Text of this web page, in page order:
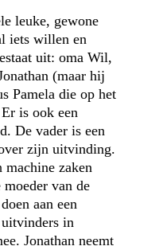
leuke, gewone
iets willen en
uit: oma Wil,
(maar hij
Pamela die op het
is ook een
De vader is een
zijn uitvinding.
zaken
van de
aan een
in
Jonathan neemt